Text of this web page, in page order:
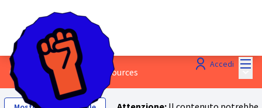
Accedi
6 - Reti di sicurezza ℹ️ Resources